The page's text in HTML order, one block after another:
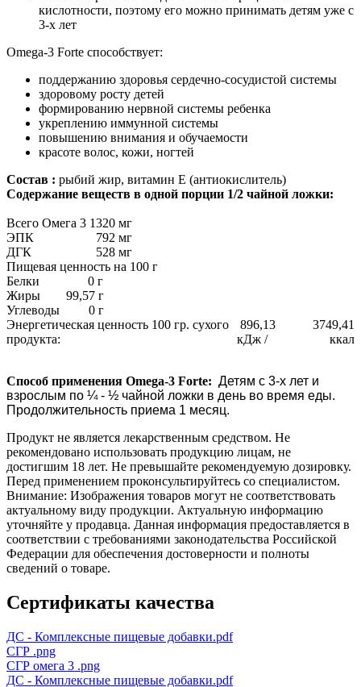
кислотности, поэтому его можно принимать детям уже с
3-х лет
Omega-3 Forte способствует:
поддержанию здоровья сердечно-сосудистой системы
здоровому росту детей
формированию нервной системы ребенка
укреплению иммунной системы
повышению внимания и обучаемости
красоте волос, кожи, ногтей
Состав : рыбий жир, витамин Е (антиокислитель)
Содержание веществ в одной порции 1/2 чайной ложки:
Всего Омега 3 1320 мг
ЭПК
792 мг
ДГК
528 мг
Пищевая ценность на 100 г
Белки 0 г
Жиры 99,57 г
Углеводы 0 г
Энергетическая ценность 100 гр. сухого
продукта:
896,13
кДж /
3749,41
ккал
Способ применения Omega-3 Forte: Детям с 3-х лет и
взрослым по ¼ - ½ чайной ложки в день во время еды.
Продолжительность приема 1 месяц.
Продукт не является лекарственным средством. Не
рекомендовано использовать продукцию лицам, не
достигшим 18 лет. Не превышайте рекомендуемую дозировку.
Перед применением проконсультируйтесь со специалистом.
Внимание: Изображения товаров могут не соответствовать
актуальному виду продукции. Актуальную информацию
уточняйте у продавца. Данная информация предоставляется в
соответствии с требованиями законодательства Российской
Федерации для обеспечения достоверности и полноты
сведений о товаре.
Сертификаты качества
ДС - Комплексные пищевые добавки.pdf
СГР .png
СГР омега 3 .png
ДС - Комплексные пищевые добавки.pdf